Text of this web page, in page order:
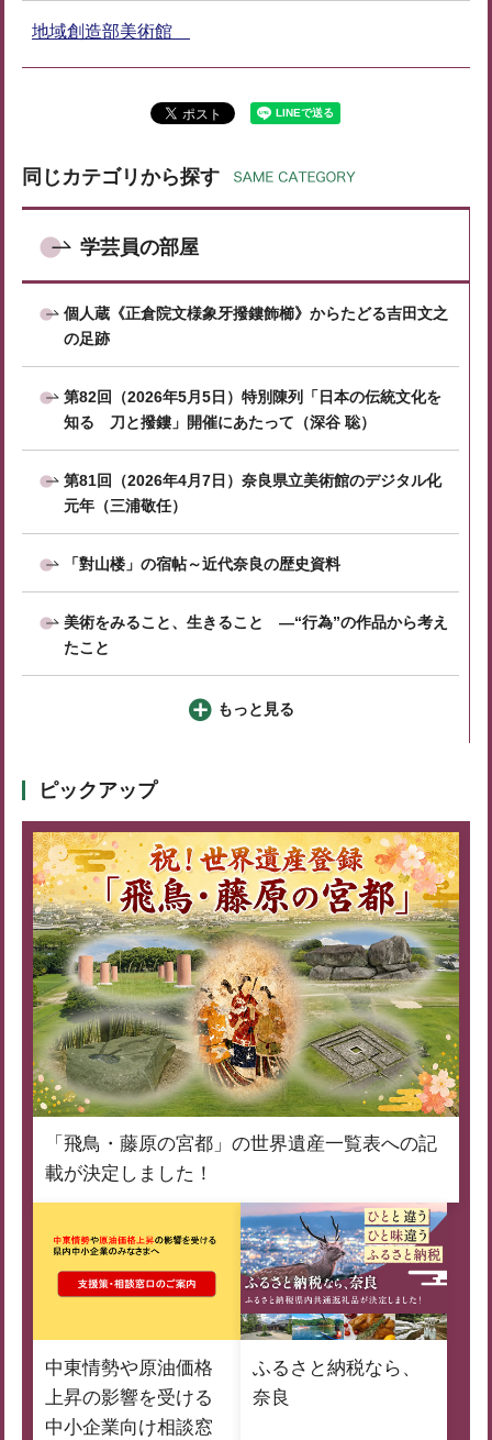
地域創造部美術館
同じカテゴリから探す
学芸員の部屋
個人蔵《正倉院文様象牙撥鏤飾櫛》からたどる吉田文之
の足跡
第82回（2026年5月5日）特別陳列「日本の伝統文化を
知る 刀と撥鏤」開催にあたって（深谷 聡）
第81回（2026年4月7日）奈良県立美術館のデジタル化
元年（三浦敬任）
「對山楼」の宿帖～近代奈良の歴史資料
美術をみること、生きること ―“行為”の作品から考え
たこと
もっと見る
ピックアップ
「飛鳥・藤原の宮都」の世界遺産一覧表への記
載が決定しました！
中東情勢や原油価格
上昇の影響を受ける
中小企業向け相談窓
ふるさと納税なら、
奈良